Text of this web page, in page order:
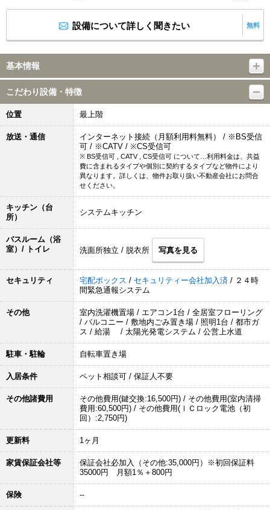
設備について詳しく聞きたい 無料
基本情報
こだわり設備・特徴
位置 最上階
放送・通信
インターネット接続（月額利用料無料） / ※BS受信
可 / ※CATV / ※CS受信可
※ BS受信可 , CATV , CS受信可 について…利用料金は、共益
費に含まれるタイプや個別に契約するタイプなど物件により
異なります。詳しくは、物件お取り扱い不動産会社にお問合
せください。
キッチン（台
所）
システムキッチン
バスルーム（浴
室）/ トイレ
洗面所独立 / 脱衣所 写真を見る
セキュリティ 宅配ボックス / セキュリティー会社加入済 / ２４時
間緊急通報システム
その他
室内洗濯機置場 / エアコン1台 / 全居室フローリング
/ バルコニー / 敷地内ごみ置き場 / 照明1台 / 都市ガ
ス / 給湯 / 太陽光発電システム / 公営上水道
駐車・駐輪 自転車置き場
入居条件 ペット相談可 / 保証人不要
その他諸費用
その他費用(鍵交換:16,500円) / その他費用(室内清掃
費用:60,500円) / その他費用(ＩＣロック電池（初
回）:2,750円)
更新料 1ヶ月
家賃保証会社等
保証会社必加入（その他:35,000円）※初回保証料
35000円 月額1％＋800円
保険 --